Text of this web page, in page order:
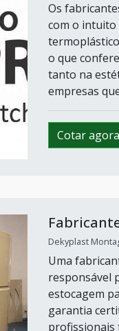
Os
com o intuito
o que
tanto na
empresas
Cotar agora
Dekyplast
Uma
responsável
estocagem
garantia
profissionais